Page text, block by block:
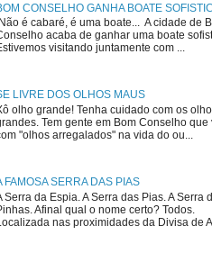
CONSELHO GANHA BOATE
Não é cabaré, é uma boate... A cidade de
acaba de ganhar uma boate
visitando juntamente com ...
LIVRE DOS OLHOS MAUS
olho grande! Tenha cuidado com os
Tem gente em Bom Conselho que
"olhos arregalados" na vida do ou...
FAMOSA SERRA DAS PIAS
Serra da Espia. A Serra das Pias. A Serra
Afinal qual o nome certo? Todos.
nas proximidades da Divisa de